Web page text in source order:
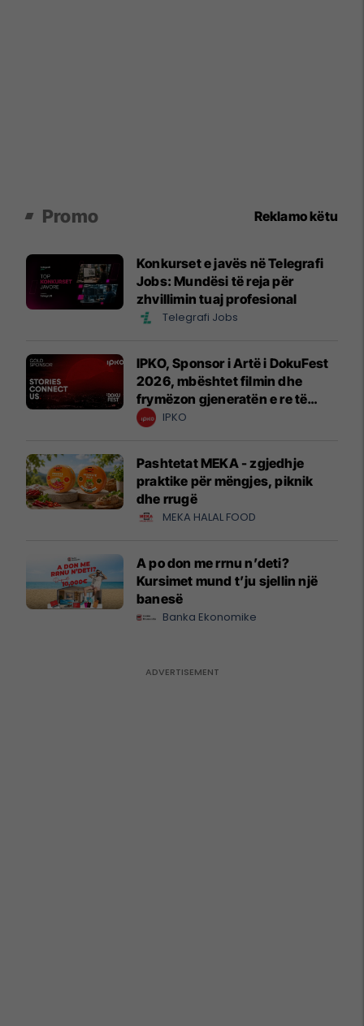
Promo Reklamo këtu
Konkurset e javës në Telegrafi
Jobs: Mundësi të reja për
zhvillimin tuaj profesional
Telegrafi Jobs
IPKO, Sponsor i Artë i DokuFest
2026, mbështet filmin dhe
frymëzon gjeneratën e re të
krijuesve
IPKO
Pashtetat MEKA - zgjedhje
praktike për mëngjes, piknik
dhe rrugë
MEKA HALAL FOOD
A po don me rrnu n’deti?
Kursimet mund t’ju sjellin një
banesë
Banka Ekonomike